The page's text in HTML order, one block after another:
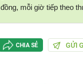
đồng, mỗi giờ tiếp theo
CHIA SẺ GỬI